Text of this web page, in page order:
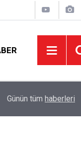
Başladı
Günün tüm haberleri